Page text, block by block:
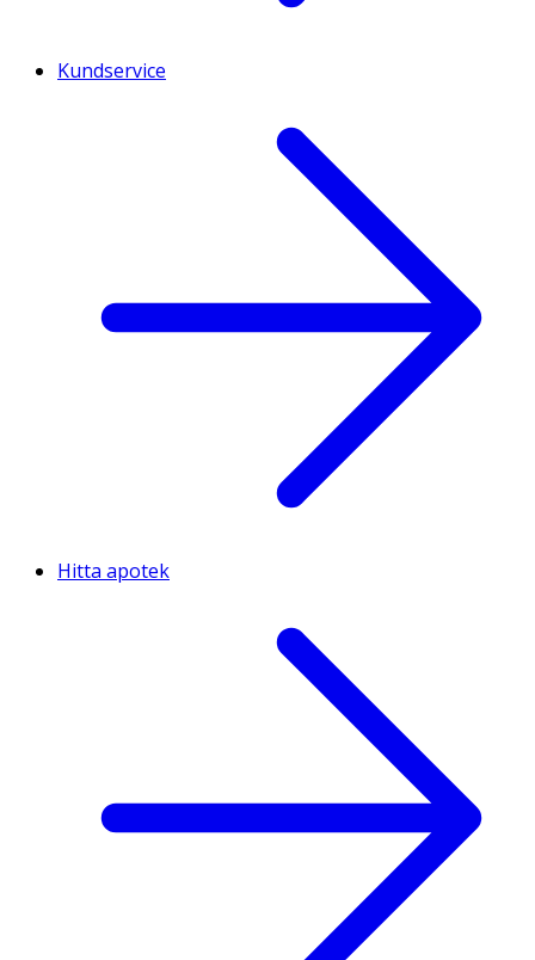
Kundservice
Hitta apotek